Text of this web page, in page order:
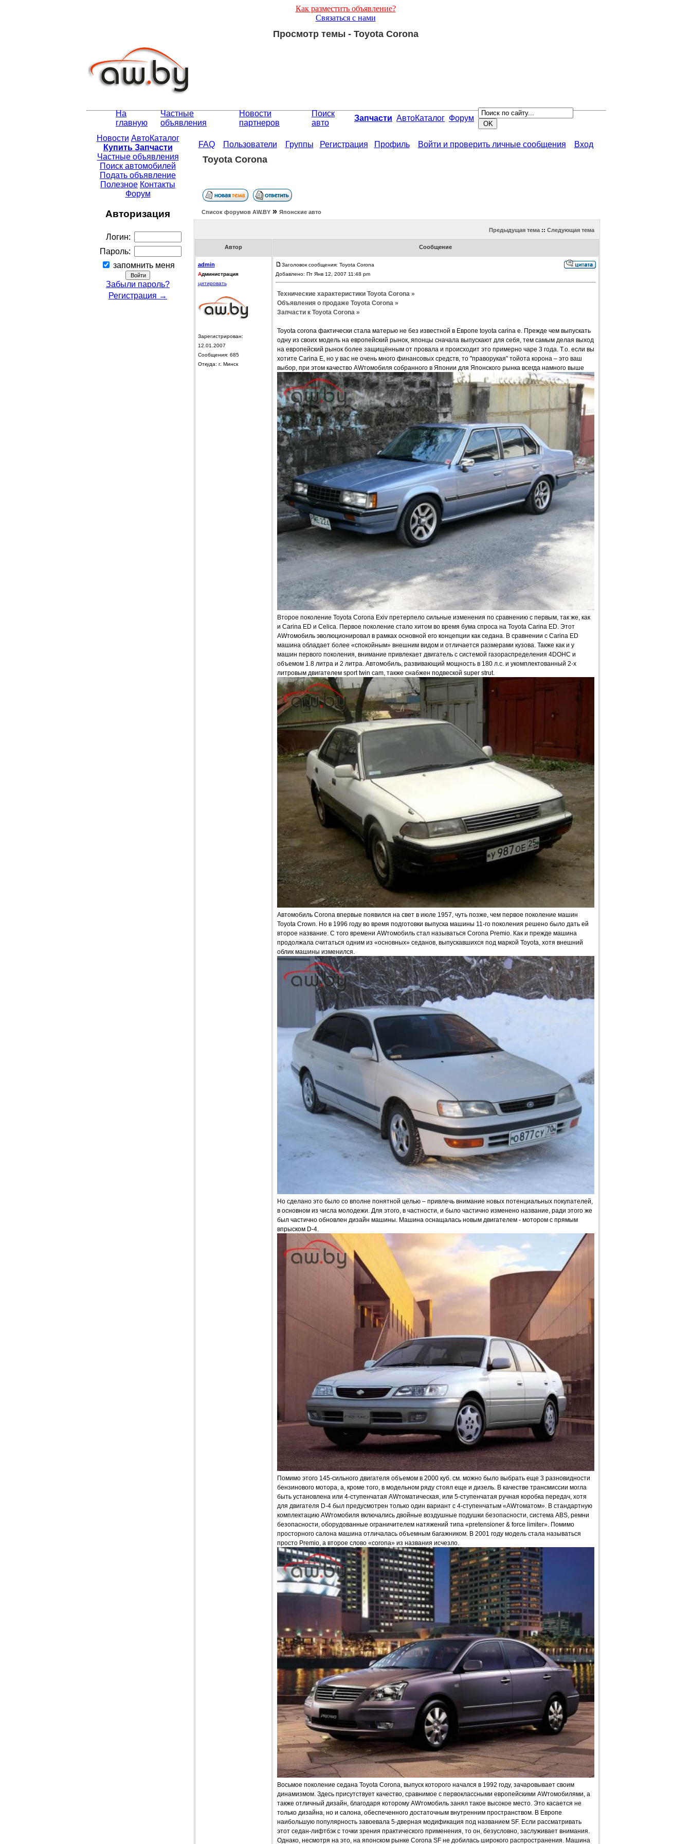
Как разместить объявление?
Связаться с нами
Просмотр темы - Toyota Corona
На
главную
Частные
объявления
Новости
партнеров
Поиск
авто
Запчасти АвтоКаталог Форум
Новости АвтоКаталог
Купить Запчасти
Частные объявления
Поиск автомобилей
Подать объявление
Полезное Контакты
Форум
Авторизация
Логин:
Пароль:
запомнить меня
Забыли пароль?
Регистрация →
FAQ Пользователи Группы Регистрация Профиль Войти и проверить личные сообщения Вход
Toyota Corona
Список форумов АW.BY» Японские авто
Предыдущая тема:: Следующая тема
Автор Сообщение
admin
Администрация
цитировать
Зарегистрирован:
12.01.2007
Сообщения: 685
Откуда: г. Минск
Заголовок сообщения: Toyota Corona
Добавлено: Пт Янв 12, 2007 11:48 pm
Технические характеристики Toyota Corona »
Объявления о продаже Toyota Corona »
Запчасти к Toyota Corona »
Toyota corona фактически стала матерью не без известной в Европе toyota carina e. Прежде чем выпускать
одну из своих модель на европейский рынок, японцы сначала выпускают для себя, тем самым делая выход
на европейский рынок более защищённым от провала и происходит это примерно чаре 3 года. Т.о. если вы
хотите Carina E, но у вас не очень много финансовых средств, то "праворукая" тойота корона – это ваш
выбор, при этом качество AWтомобиля собранного в Японии для Японского рынка всегда намного выше
Второе поколение Toyota Corona Exiv претерпело сильные изменения по сравнению с первым, так же, как
и Carina ED и Celica. Первое поколение стало хитом во время бума спроса на Toyota Carina ED. Этот
AWтомобиль эволюционировал в рамках основной его концепции как седана. В сравнении с Carina ED
машина обладает более «спокойным» внешним видом и отличается размерами кузова. Также как и у
машин первого поколения, внимание привлекает двигатель с системой газораспределения 4DOHC и
объемом 1.8 литра и 2 литра. Автомобиль, развивающий мощность в 180 л.с. и укомплектованный 2-х
литровым двигателем sport twin cam, также снабжен подвеской super strut.
Автомобиль Corona впервые появился на свет в июле 1957, чуть позже, чем первое поколение машин
Toyota Crown. Но в 1996 году во время подготовки выпуска машины 11-го поколения решено было дать ей
второе название. С того времени AWтомобиль стал называться Corona Premio. Как и прежде машина
продолжала считаться одним из «основных» седанов, выпускавшихся под маркой Toyota, хотя внешний
облик машины изменился.
Но сделано это было со вполне понятной целью – привлечь внимание новых потенциальных покупателей,
в основном из числа молодежи. Для этого, в частности, и было частично изменено название, ради этого же
был частично обновлен дизайн машины. Машина оснащалась новым двигателем - мотором с прямым
впрыском D-4.
Помимо этого 145-сильного двигателя объемом в 2000 куб. см. можно было выбрать еще 3 разновидности
бензинового мотора, а, кроме того, в модельном ряду стоял еще и дизель. В качестве трансмиссии могла
быть установлена или 4-ступенчатая AWтоматическая, или 5-ступенчатая ручная коробка передач, хотя
для двигателя D-4 был предусмотрен только один вариант с 4-ступенчатым «AWтоматом». В стандартную
комплектацию AWтомобиля включались двойные воздушные подушки безопасности, система ABS, ремни
безопасности, оборудованные ограничителем натяжений типа «pretensioner & force limiter». Помимо
просторного салона машина отличалась объемным багажником. В 2001 году модель стала называться
просто Premio, а второе слово «corona» из названия исчезло.
Восьмое поколение седана Toyota Corona, выпуск которого начался в 1992 году, зачаровывает своим
динамизмом. Здесь присутствует качество, сравнимое с первоклассными европейскими AWтомобилями, а
также отличный дизайн, благодаря которому AWтомобиль занял такое высокое место. Это касается не
только дизайна, но и салона, обеспеченного достаточным внутренним пространством. В Европе
наибольшую популярность завоевала 5-дверная модификация под названием SF. Если рассматривать
этот седан-лифтбэк с точки зрения практического применения, то он, безусловно, заслуживает внимания.
Однако, несмотря на это, на японском рынке Corona SF не добилась широкого распространения. Машина